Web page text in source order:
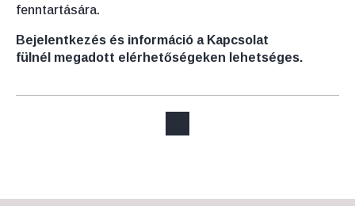
fenntartására.
Bejelentkezés és információ a Kapcsolat
fülnél megadott elérhetőségeken lehetséges.